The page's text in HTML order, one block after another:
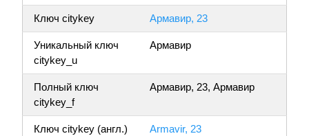
Ключ citykey Армавир, 23
Уникальный ключ
citykey_u
Армавир
Полный ключ
citykey_f
Армавир, 23, Армавир
Ключ citykey (англ.) Armavir, 23